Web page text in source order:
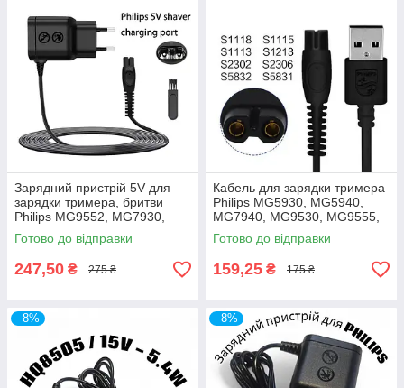
Зарядний пристрій 5V для
зарядки тримера, бритви
Philips MG9552, MG7930,
MG7970, MG9551, MG5930,
MG5940, MG7940, MG9530,
MG9555
Готово до відправки
247,50 ₴ 275 ₴
Кабель для зарядки тримера
Philips MG5930, MG5940,
MG7940, MG9530, MG9555,
MG9552, MG7930, MG7970,
MG9551
Готово до відправки
159,25 ₴ 175 ₴
–8% –8%